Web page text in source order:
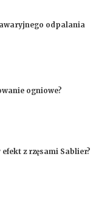
odpalania
ogniowe?
z rzęsami Sablier?